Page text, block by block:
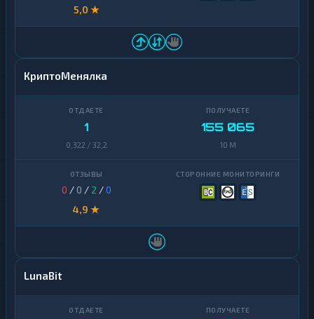
5,0 ★
КриптоМенялка
1
0,322 / 32,2
155 065
10 M
0 / 0 / 2 /0
4,9 ★
LunaBit